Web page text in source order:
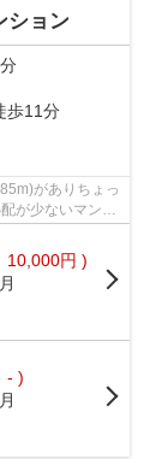
ション
歩11分
がありちょっ
が少ないマンシ
10,000円 )
- )